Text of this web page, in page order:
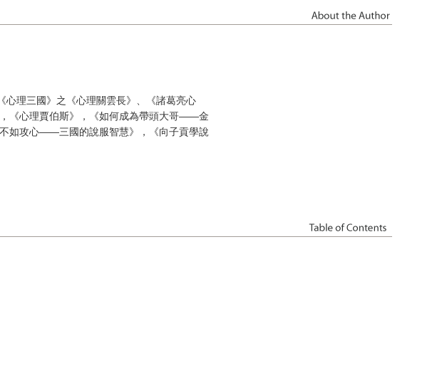
心理三國》之《心理關雲長》、《諸葛亮心
《心理賈伯斯》，《如何成為帶頭大哥——金
如攻心——三國的說服智慧》，《向子貢學說